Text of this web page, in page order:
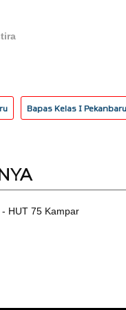
Bapas Kelas I Pekanbaru